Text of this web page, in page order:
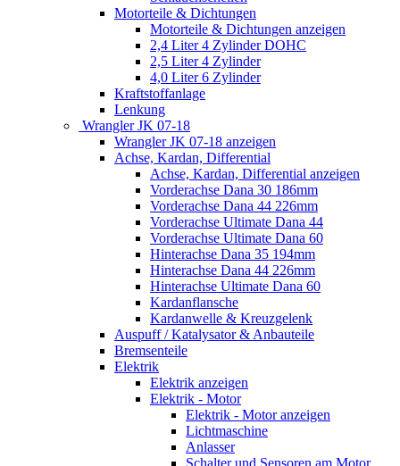
Motorteile & Dichtungen
Motorteile & Dichtungen anzeigen
2,4 Liter 4 Zylinder DOHC
2,5 Liter 4 Zylinder
4,0 Liter 6 Zylinder
Kraftstoffanlage
Lenkung
Wrangler JK 07-18
Wrangler JK 07-18 anzeigen
Achse, Kardan, Differential
Achse, Kardan, Differential anzeigen
Vorderachse Dana 30 186mm
Vorderachse Dana 44 226mm
Vorderachse Ultimate Dana 44
Vorderachse Ultimate Dana 60
Hinterachse Dana 35 194mm
Hinterachse Dana 44 226mm
Hinterachse Ultimate Dana 60
Kardanflansche
Kardanwelle & Kreuzgelenk
Auspuff / Katalysator & Anbauteile
Bremsenteile
Elektrik
Elektrik anzeigen
Elektrik - Motor
Elektrik - Motor anzeigen
Lichtmaschine
Anlasser
Schalter und Sensoren am Motor